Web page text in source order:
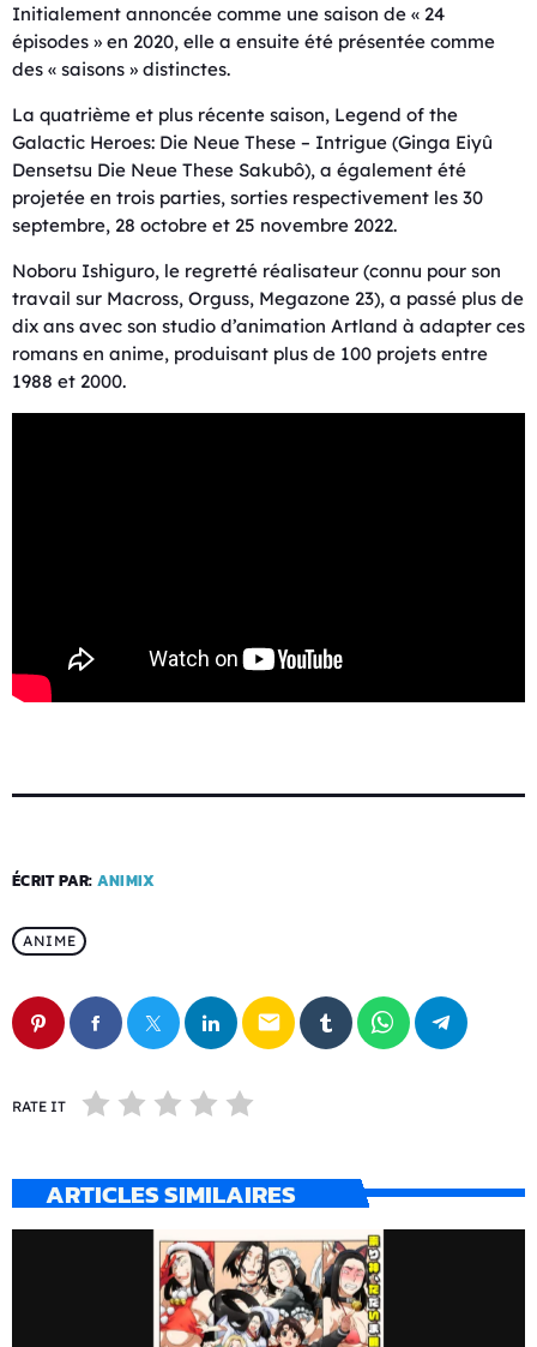
Initialement annoncée comme une saison de « 24
épisodes » en 2020, elle a ensuite été présentée comme
des « saisons » distinctes.
La quatrième et plus récente saison, Legend of the
Galactic Heroes: Die Neue These – Intrigue (Ginga Eiyû
Densetsu Die Neue These Sakubô), a également été
projetée en trois parties, sorties respectivement les 30
septembre, 28 octobre et 25 novembre 2022.
Noboru Ishiguro, le regretté réalisateur (connu pour son
travail sur Macross, Orguss, Megazone 23), a passé plus de
dix ans avec son studio d’animation Artland à adapter ces
romans en anime, produisant plus de 100 projets entre
1988 et 2000.
ÉCRIT PAR: ANIMIX
ANIME
email
RATE IT
ARTICLES SIMILAIRES